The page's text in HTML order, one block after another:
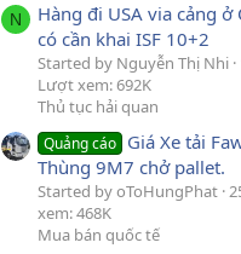
N
Hàng đi USA via cảng ở
có cần khai ISF 10+2
Started by Nguyễn Thị Nhi
Lượt xem: 692K
Thủ tục hải quan
Quảng cáo Giá Xe tải
Thùng 9M7 chở pallet.
Started by oToHungPhat
xem: 468K
Mua bán quốc tế